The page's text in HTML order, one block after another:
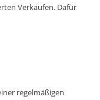
Verkäufen. Dafür
regelmäßigen